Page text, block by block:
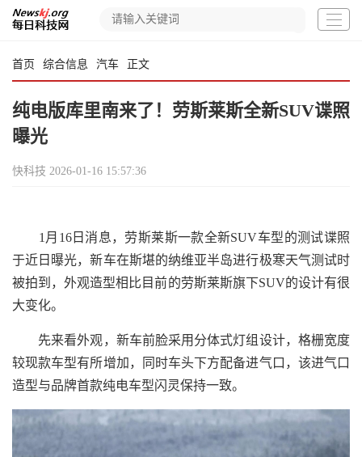
首页 综合信息 汽车 正文
纯电版库里南来了！劳斯莱斯全新SUV谍照
曝光
快科技 2026-01-16 15:57:36
1月16日消息，劳斯莱斯一款全新SUV车型的测试谍照
于近日曝光，新车在斯堪的纳维亚半岛进行极寒天气测试时
被拍到，外观造型相比目前的劳斯莱斯旗下SUV的设计有很
大变化。
先来看外观，新车前脸采用分体式灯组设计，格栅宽度
较现款车型有所增加，同时车头下方配备进气口，该进气口
造型与品牌首款纯电车型闪灵保持一致。